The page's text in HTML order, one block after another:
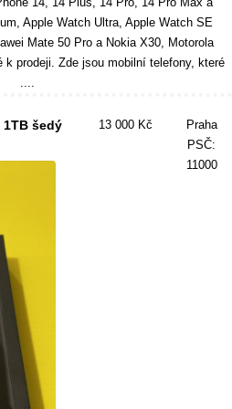
Apple Watch Ultra, Apple Watch SE
Mate 50 Pro a Nokia X30, Motorola
k prodeji. Zde jsou mobilní telefony, které
....
1TB šedý 13 000 Kč
Praha
PSČ:
11000